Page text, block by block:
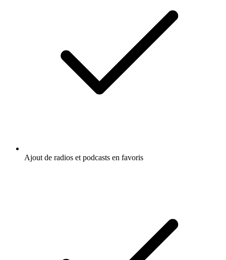
Ajout de radios et podcasts en favoris